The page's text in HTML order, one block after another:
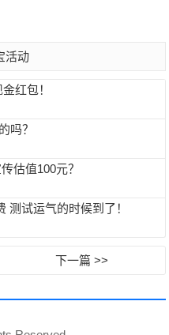
活动
红包！
吗？
估值100元？
测试运气的时候到了！
下一篇 >>